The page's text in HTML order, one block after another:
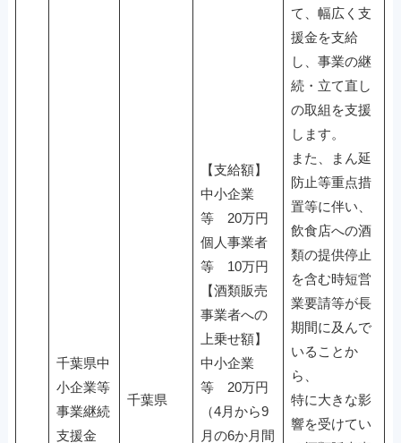
千葉県中
小企業等
事業継続
支援金
千葉県
【支給額】
中小企業
等 20万円
個人事業者
等 10万円
【酒類販売
事業者への
上乗せ額】
中小企業
等 20万円
（4月から9
月の6か月間
て、幅広く支
援金を支給
し、事業の継
続・立て直し
の取組を支援
します。
また、まん延
防止等重点措
置等に伴い、
飲食店への酒
類の提供停止
を含む時短営
業要請等が長
期間に及んで
いることか
ら、
特に大きな影
響を受けてい